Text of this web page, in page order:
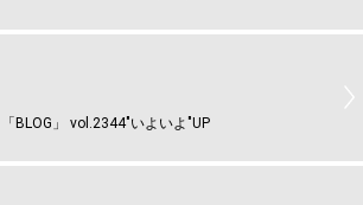
「BLOG」 vol.2344"いよいよ"UP